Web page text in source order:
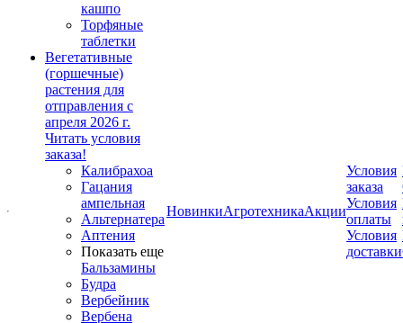
кашпо
Торфяные
таблетки
Вегетативные
(горшечные)
растения для
отправления с
апреля 2026 г.
Читать условия
заказа!
Калибрахоа
Гацания
ампельная
Альтернатера
Аптения
Показать еще
Бальзамины
Будра
Вербейник
Вербена
НовинкиАгротехникаАкции
Условия
заказа
Условия
оплаты
Условия
доставки